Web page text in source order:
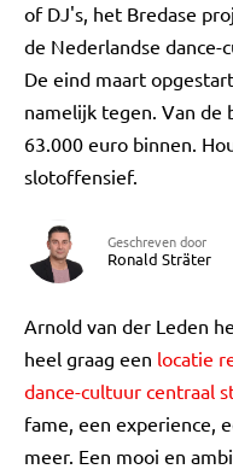
of DJ's, het Bredase
de Nederlandse
De eind maart
namelijk tegen. Van de
63.000 euro binnen.
slotoffensief.
Geschreven door
Ronald Sträter
Arnold van der Leden
heel graag een locatie
dance-cultuur centraal
fame, een experience,
meer. Een mooi en